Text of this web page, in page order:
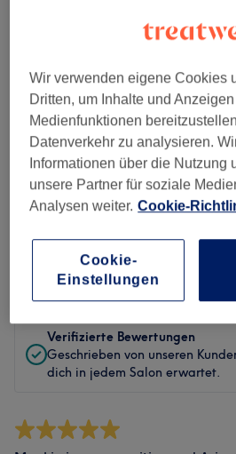
Sauberkeit
Service
Bewertung
Verifizierte Bewertungen
Geschrieben von unseren
dich in jedem Salon erwartet.
Wir verwenden eigene Cookies
Dritten, um Inhalte und
Medienfunktionen
Datenverkehr zu analysieren.
Informationen über die Nutzung
unsere Partner für soziale
Analysen weiter. Cookie-
Cookie-
Einstellungen